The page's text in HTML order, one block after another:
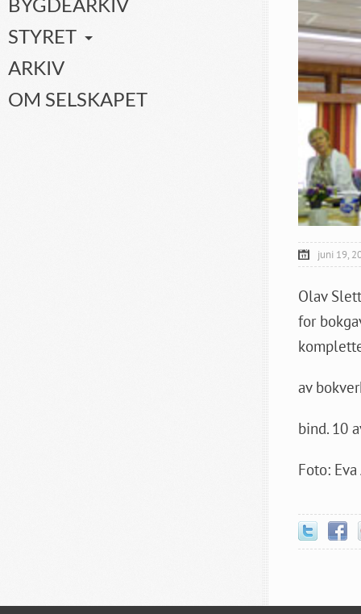
juni 19,
Olav
for
av
bind. 10
Foto:
STYRET
ARKIV
OM SELSKAPET